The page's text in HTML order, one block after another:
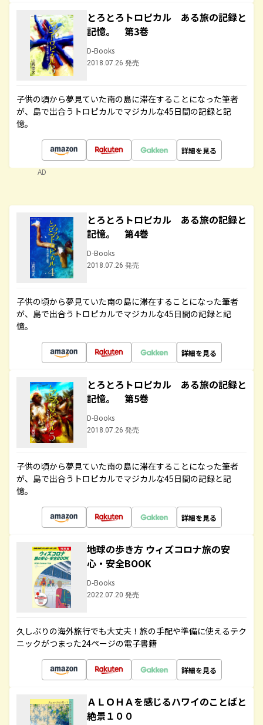
とろとろトロピカル ある旅の記録と
記憶。 第3巻
D-Books
2018.07.26 発売
子供の頃から夢見ていた南の島に滞在することになった筆者
が、島で出合うトロピカルでマジカルな45日間の記録と記
憶。
詳細を見る
AD
とろとろトロピカル ある旅の記録と
記憶。 第4巻
D-Books
2018.07.26 発売
子供の頃から夢見ていた南の島に滞在することになった筆者
が、島で出合うトロピカルでマジカルな45日間の記録と記
憶。
詳細を見る
とろとろトロピカル ある旅の記録と
記憶。 第5巻
D-Books
2018.07.26 発売
子供の頃から夢見ていた南の島に滞在することになった筆者
が、島で出合うトロピカルでマジカルな45日間の記録と記
憶。
詳細を見る
地球の歩き方 ウィズコロナ旅の安
心・安全BOOK
D-Books
2022.07.20 発売
久しぶりの海外旅行でも大丈夫！旅の手配や準備に使えるテク
ニックがつまった24ページの電子書籍
詳細を見る
ＡＬＯＨＡを感じるハワイのことばと
絶景１００